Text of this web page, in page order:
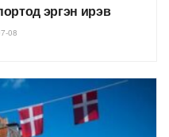
эргэн ирэв
08